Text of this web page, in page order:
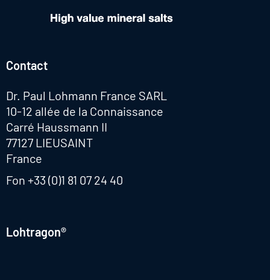
Contact
Dr. Paul Lohmann France SARL
10-12 allée de la Connaissance
Carré Haussmann II
77127 LIEUSAINT
France
Fon +33 (0)1 81 07 24 40
Lohtragon®